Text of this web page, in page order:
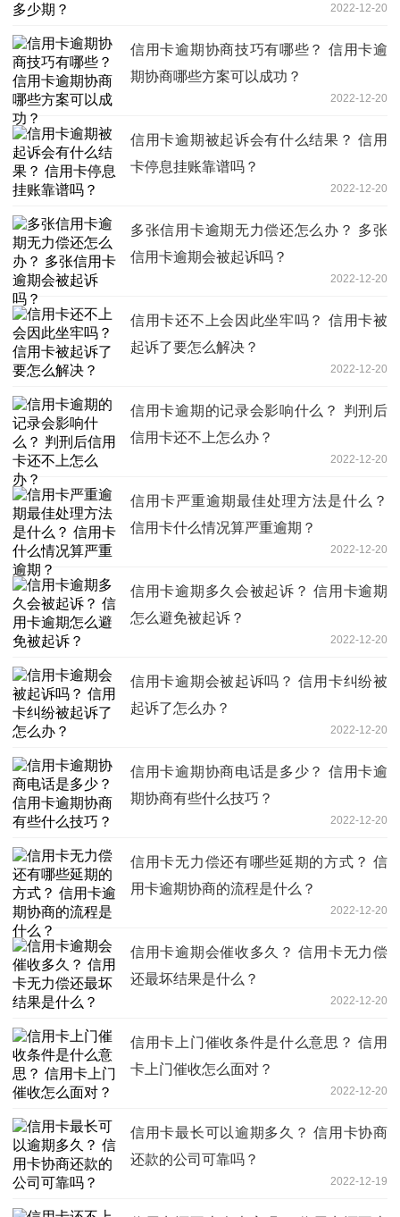
2022-12-20
信用卡逾期协商技巧有哪些？ 信用卡逾
期协商哪些方案可以成功？
2022-12-20
信用卡逾期被起诉会有什么结果？ 信用
卡停息挂账靠谱吗？
2022-12-20
多张信用卡逾期无力偿还怎么办？ 多张
信用卡逾期会被起诉吗？
2022-12-20
信用卡还不上会因此坐牢吗？ 信用卡被
起诉了要怎么解决？
2022-12-20
信用卡逾期的记录会影响什么？ 判刑后
信用卡还不上怎么办？
2022-12-20
信用卡严重逾期最佳处理方法是什么？
信用卡什么情况算严重逾期？
2022-12-20
信用卡逾期多久会被起诉？ 信用卡逾期
怎么避免被起诉？
2022-12-20
信用卡逾期会被起诉吗？ 信用卡纠纷被
起诉了怎么办？
2022-12-20
信用卡逾期协商电话是多少？ 信用卡逾
期协商有些什么技巧？
2022-12-20
信用卡无力偿还有哪些延期的方式？ 信
用卡逾期协商的流程是什么？
2022-12-20
信用卡逾期会催收多久？ 信用卡无力偿
还最坏结果是什么？
2022-12-20
信用卡上门催收条件是什么意思？ 信用
卡上门催收怎么面对？
2022-12-20
信用卡最长可以逾期多久？ 信用卡协商
还款的公司可靠吗？
2022-12-19